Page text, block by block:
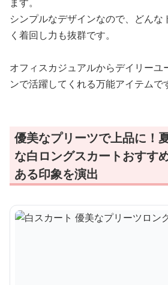
シンプルなデザインなので、どんな
く着回し力も抜群です。
オフィスカジュアルからデイリーユ
ンで活躍してくれる万能アイテムで
優美なプリーツで上品に！
な白ロングスカートおすす
ある印象を演出